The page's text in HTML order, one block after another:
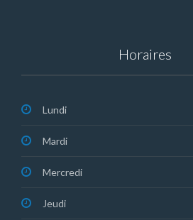
Horaires
Lundi
Mardi
Mercredi
Jeudi